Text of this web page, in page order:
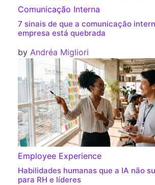
Comunicação Interna
7 sinais de que a comunicação
empresa está quebrada
by Andréa Migliori
Employee Experience
Habilidades humanas que a IA não
para RH e líderes